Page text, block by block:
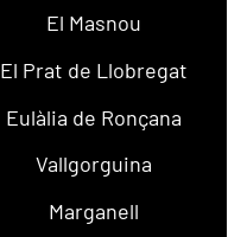
El Masnou
El Prat de Llobregat
Eulàlia de Ronçana
Vallgorguina
Marganell